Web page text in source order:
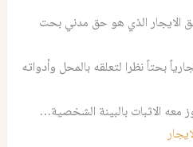
الايجار الذي هو حق مدني بحت
بحتاً نظرا لتعلقه بالمحل وأدواته
معه الاثبات بالبينة الشخصية…